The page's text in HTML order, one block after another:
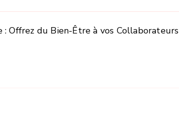
: Offrez du Bien-Être à vos Collaborateurs